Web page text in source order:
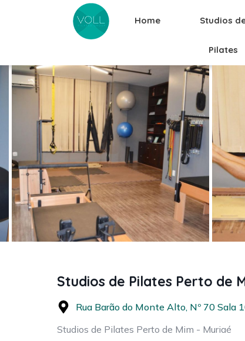
Home Studios
Pilates
Studios de Pilates Perto de
Rua Barão do Monte Alto, Nº 70 Sala
Studios de Pilates Perto de Mim - Muriaé